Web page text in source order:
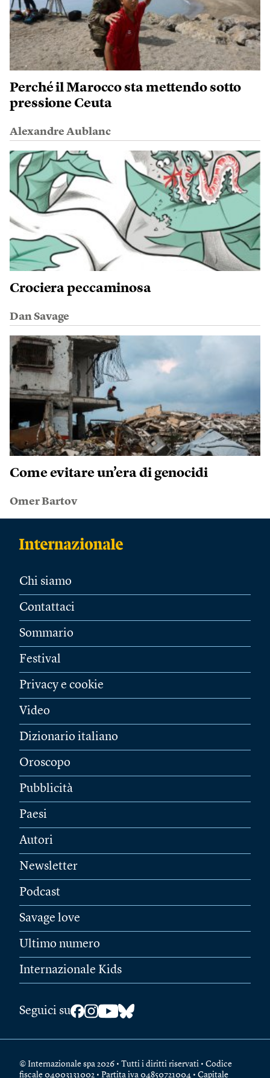
Perché il Marocco sta mettendo sotto
pressione Ceuta
Alexandre Aublanc
Crociera peccaminosa
Dan Savage
Come evitare un’era di genocidi
Omer Bartov
Chi siamo
Contattaci
Sommario
Festival
Privacy e cookie
Video
Dizionario italiano
Oroscopo
Pubblicità
Paesi
Autori
Newsletter
Podcast
Savage love
Ultimo numero
Internazionale Kids
Seguici su
© Internazionale spa 2026 • Tutti i diritti riservati • Codice
fiscale 04003131002 • Partita iva 04850721004 • Capitale